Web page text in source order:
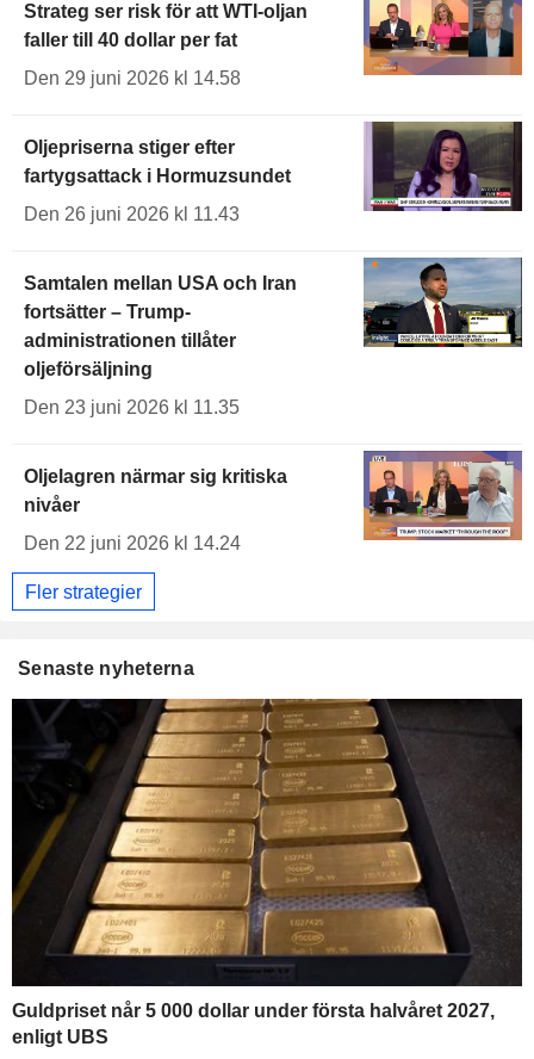
Strateg ser risk för att WTI-oljan
faller till 40 dollar per fat
Den 29 juni 2026 kl 14.58
Oljepriserna stiger efter
fartygsattack i Hormuzsundet
Den 26 juni 2026 kl 11.43
Samtalen mellan USA och Iran
fortsätter – Trump-
administrationen tillåter
oljeförsäljning
Den 23 juni 2026 kl 11.35
Oljelagren närmar sig kritiska
nivåer
Den 22 juni 2026 kl 14.24
Fler strategier
Senaste nyheterna
Guldpriset når 5 000 dollar under första halvåret 2027,
enligt UBS